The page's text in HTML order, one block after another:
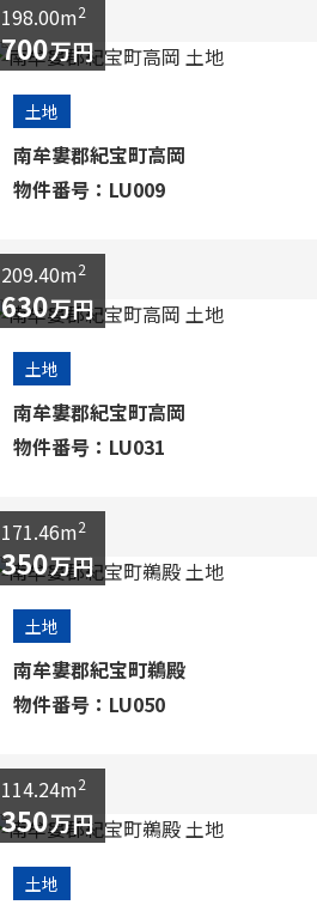
198.00m2
700万円
土地
南牟婁郡紀宝町高岡
物件番号：LU009
209.40m2
630万円
土地
南牟婁郡紀宝町高岡
物件番号：LU031
171.46m2
350万円
土地
南牟婁郡紀宝町鵜殿
物件番号：LU050
114.24m2
350万円
土地